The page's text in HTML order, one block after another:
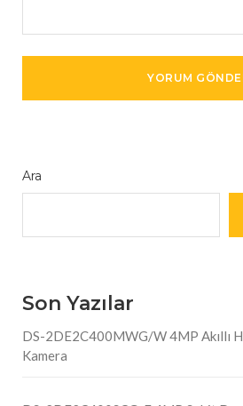
Ara
Son Yazılar
DS-2DE2C400MWG/W 4MP Akıllı
Kamera